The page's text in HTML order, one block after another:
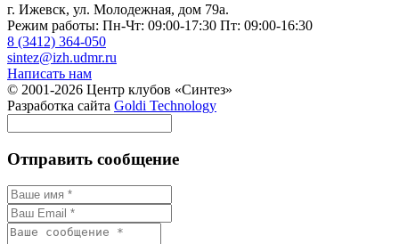
г. Ижевск, ул. Молодежная, дом 79а.
Режим работы: Пн-Чт: 09:00-17:30 Пт: 09:00-16:30
8 (3412) 364-050
sintez@izh.udmr.ru
Написать нам
© 2001-2026 Центр клубов «Синтез»
Разработка сайта Goldi Technology
Отправить сообщение